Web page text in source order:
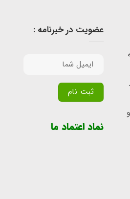
عضویت در خبرنامه :
نماد اعتماد ما